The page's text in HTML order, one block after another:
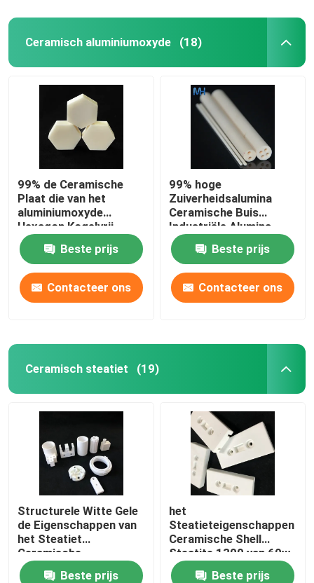
Ceramisch aluminiumoxyde (18)
99% de Ceramische
Plaat die van het
aluminiumoxyde
Hexagon Kogelvrij
Alumina Ceramisch
Blad isoleertBeste prijs
Contacteer ons
99% hoge
Zuiverheidsalumina
Ceramische Buis
Industriële Alumina
Koker Op hoge
temperatuurBeste prijs
Contacteer ons
Ceramisch steatiet (19)
Structurele Witte Gele
de Eigenschappen van
het Steatiet
Ceramische
Geïsoleerde Steatiet
Beste prijs
het
Steatieteigenschappen
Ceramische Shell
Steatite 1300 van 60w
80w Structurele Delen
Beste prijs